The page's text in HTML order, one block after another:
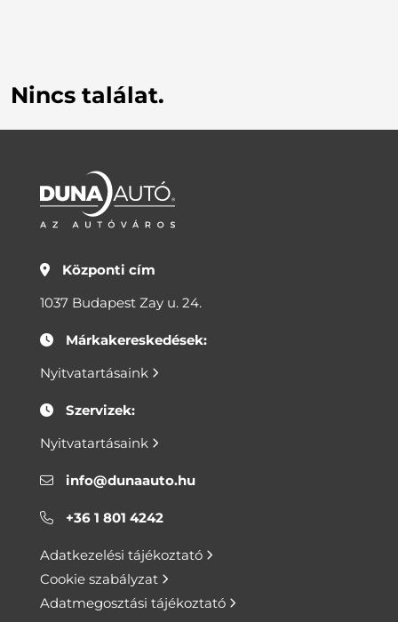
Nincs találat.
Központi cím
1037 Budapest Zay u. 24.
Márkakereskedések:
Nyitvatartásaink
Szervizek:
Nyitvatartásaink
info@dunaauto.hu
+36 1 801 4242
Adatkezelési tájékoztató
Cookie szabályzat
Adatmegosztási tájékoztató